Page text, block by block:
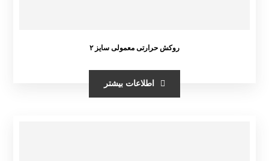
روکش حرارتی معمولی سایز ۲
اطلاعات بیشتر